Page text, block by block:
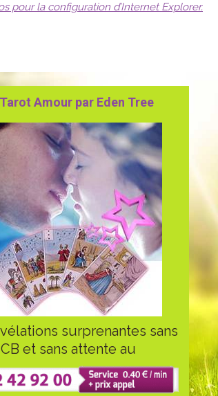
pour la configuration d’Internet Explorer.
Amour par Eden Tree
surprenantes sans
CB et sans attente au